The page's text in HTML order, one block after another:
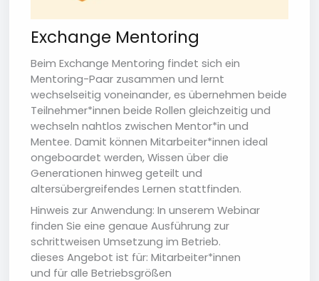
Exchange Mentoring
Beim Exchange Mentoring findet sich ein
Mentoring-Paar zusammen und lernt
wechselseitig voneinander, es übernehmen beide
Teilnehmer*innen beide Rollen gleichzeitig und
wechseln nahtlos zwischen Mentor*in und
Mentee. Damit können Mitarbeiter*innen ideal
ongeboardet werden, Wissen über die
Generationen hinweg geteilt und
altersübergreifendes Lernen stattfinden.
Hinweis zur Anwendung: In unserem Webinar
finden Sie eine genaue Ausführung zur
schrittweisen Umsetzung im Betrieb.
dieses Angebot ist für: Mitarbeiter*innen
und für alle Betriebsgrößen